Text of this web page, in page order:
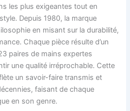
les plus exigeantes tout en
Depuis 1980, la marque
en misant sur la durabilité,
Chaque pièce résulte d’un
paires de mains expertes
une qualité irréprochable. Cette
un savoir-faire transmis et
faisant de chaque
en son genre.